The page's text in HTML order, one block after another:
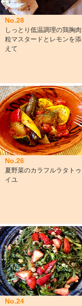
No.28
しっとり低温調理の鶏胸肉
粒マスタードとレモンを添
えて
No.26
夏野菜のカラフルラタトゥ
イユ
No.24